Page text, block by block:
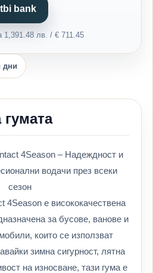
bank
1,391.48 лв. / € 711.45
дни
4Season – Надеждност и
водачи през всеки
сезон
4Season е висококачествена
за бусове, ванове и
които се използват
зимна сигурност, лятна
на износване, тази гума е